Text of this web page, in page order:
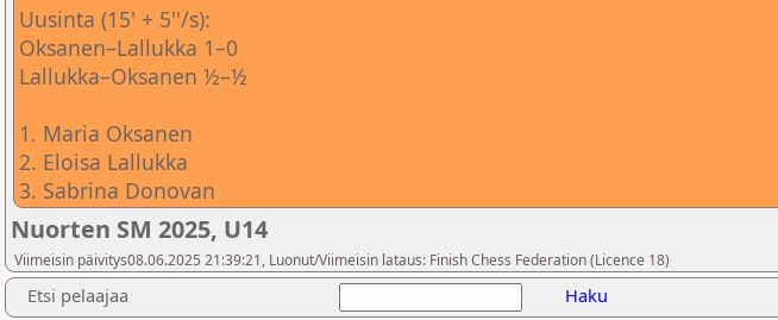
Uusinta (15' + 5''/s):
Oksanen–Lallukka 1–0
Lallukka–Oksanen ½–½
1. Maria Oksanen
2. Eloisa Lallukka
3. Sabrina Donovan
Nuorten SM 2025, U14
Viimeisin päivitys08.06.2025 21:39:21, Luonut/Viimeisin lataus: Finish Chess Federation (Licence 18)
Etsi pelaajaa Haku